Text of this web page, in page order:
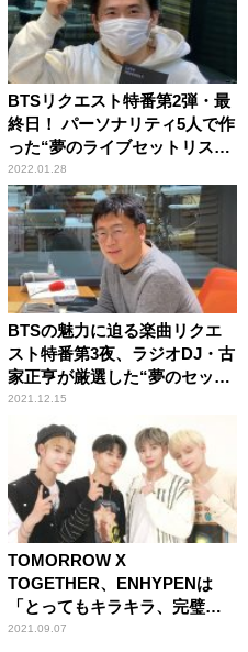
BTSリクエスト特番第2弾・最
終日！ パーソナリティ5人で作
った“夢のライブセットリス
ト”が完成！
2022.01.28
BTSの魅力に迫る楽曲リクエ
スト特番第3夜、ラジオDJ・古
家正亨が厳選した“夢のセット
リスト”を披露
2021.12.15
TOMORROW X
TOGETHER、ENHYPENは
「とってもキラキラ、完璧な
後輩」
2021.09.07